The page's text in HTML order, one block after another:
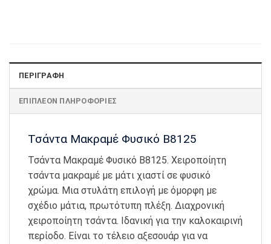
ΠΕΡΙΓΡΑΦΉ
ΕΠΙΠΛΈΟΝ ΠΛΗΡΟΦΟΡΊΕΣ
Τσάντα Μακραμέ Φυσικό Β8125
Τσάντα Μακραμέ Φυσικό Β8125. Χειροποίητη
τσάντα μακραμέ με μάτι χιαστί σε φυσικό
χρώμα. Μια στυλάτη επιλογή με όμορφη με
σχέδιο μάτια, πρωτότυπη πλέξη. Διαχρονική
χειροποίητη τσάντα. Ιδανική για την καλοκαιρινή
περίοδο. Είναι το τέλειο αξεσουάρ για να